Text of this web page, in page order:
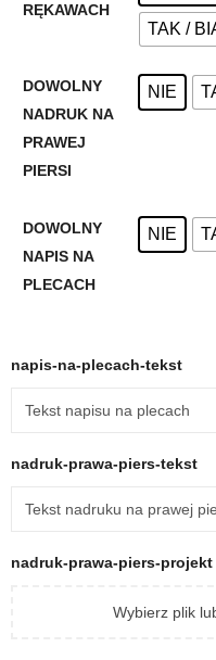
RĘKAWACH
TAK /
DOWOLNY
NADRUK NA
PRAWEJ
PIERSI
NIE
DOWOLNY
NAPIS NA
PLECACH
NIE
napis-na-plecach-tekst
nadruk-prawa-piers-tekst
nadruk-prawa-piers-projekt
Wybierz plik